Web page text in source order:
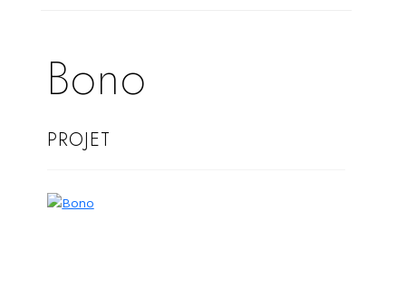
Bono
PROJET